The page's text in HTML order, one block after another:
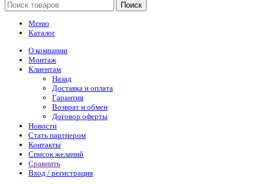
Поиск
Меню
Каталог
О компании
Монтаж
Клиентам
Назад
Доставка и оплата
Гарантия
Возврат и обмен
Договор оферты
Новости
Стать партнером
Контакты
Список желаний
Сравнить
Вход / регистрация